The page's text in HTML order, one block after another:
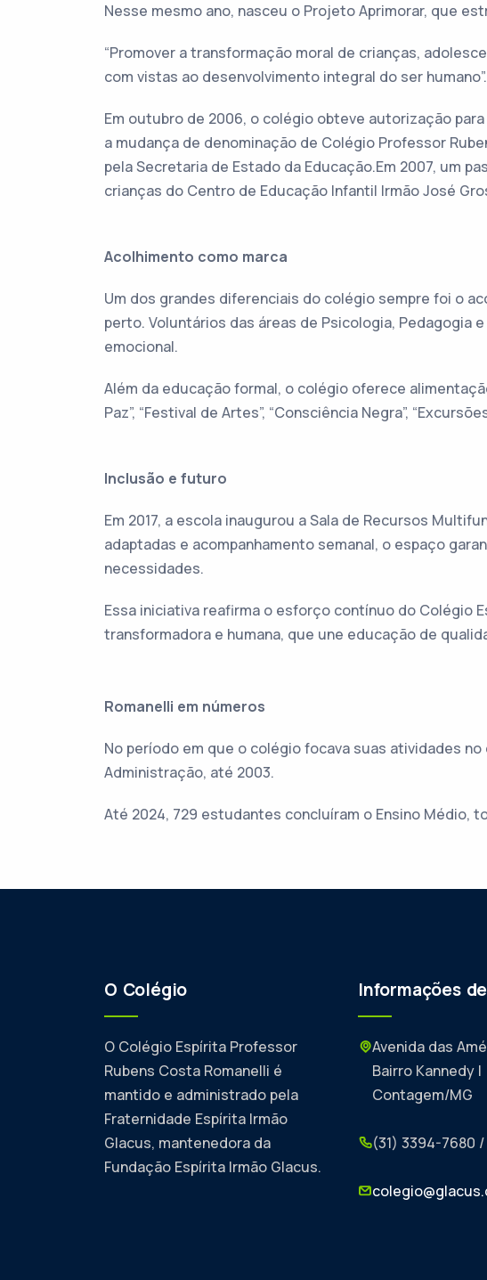
Nesse mesmo ano, nasceu o Projeto Aprimorar, que
“Promover a transformação moral de crianças,
com vistas ao desenvolvimento integral do ser humano”.
Em outubro de 2006, o colégio obteve autorização para
a mudança de denominação de Colégio Professor
pela Secretaria de Estado da Educação.Em 2007, um
crianças do Centro de Educação Infantil Irmão José
Acolhimento como marca
Um dos grandes diferenciais do colégio sempre foi o
perto. Voluntários das áreas de Psicologia,
emocional.
Além da educação formal, o colégio oferece
Paz”, “Festival de Artes”, “Consciência Negra”,
Inclusão e futuro
Em 2017, a escola inaugurou a Sala de Recursos
adaptadas e acompanhamento semanal, o espaço
necessidades.
Essa iniciativa reafirma o esforço contínuo do Colégio
transformadora e humana, que une educação de
Romanelli em números
No período em que o colégio focava suas atividades
Administração, até 2003.
Até 2024, 729 estudantes concluíram o Ensino Médio,
O Colégio
O Colégio Espírita Professor
Rubens Costa Romanelli é
mantido e administrado pela
Fraternidade Espírita Irmão
Glacus, mantenedora da
Fundação Espírita Irmão Glacus.
Informações
Avenida das
Bairro Kannedy |
Contagem/MG
(31) 3394-7680 /